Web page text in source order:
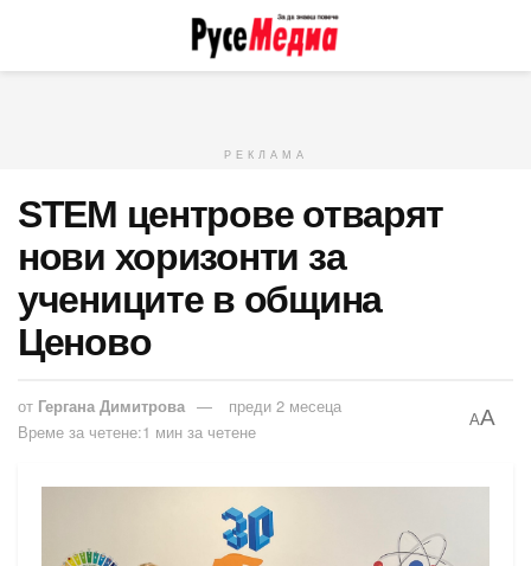
РЕКЛАМА
STEM центрове отварят
нови хоризонти за
учениците в община
Ценово
от Гергана Димитрова
преди 2 месеца
Време за четене:1 мин за четене
AA